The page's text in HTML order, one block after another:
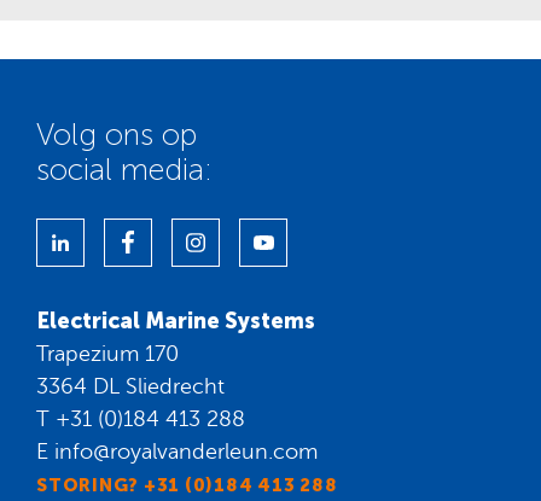
Volg ons op
social media:
Electrical Marine Systems
Trapezium 170
3364 DL Sliedrecht
T +31 (0)184 413 288
E info@royalvanderleun.com
STORING? +31 (0)184 413 288